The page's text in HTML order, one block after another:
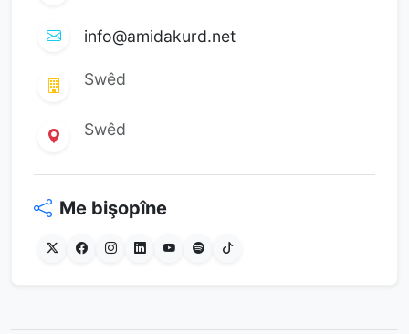
info@amidakurd.net
Swêd
Swêd
Me bişopîne